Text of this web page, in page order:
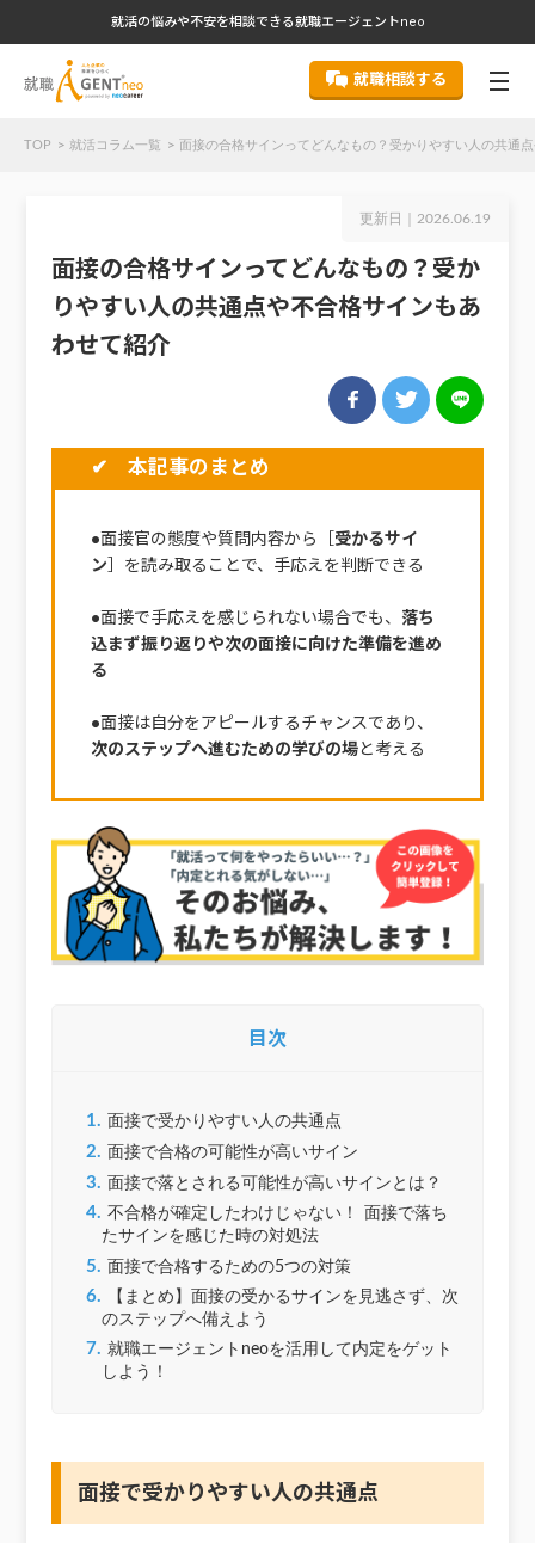
就活の悩みや不安を相談できる就職エージェントneo
就職相談する
TOP 就活コラム一覧 面接の合格サインってどんなもの？受かりやすい人の共通
更新日｜ 2026.06.19
面接の合格サインってどんなもの？受か
りやすい人の共通点や不合格サインもあ
わせて紹介
✔ 本記事のまとめ
●面接官の態度や質問内容から［ 受かるサイ
ン ］を読み取ることで、手応えを判断できる
●面接で手応えを感じられない場合でも、 落ち
込まず振り返りや次の面接に向けた準備を進め
る
●面接は自分をアピールするチャンスであり、
次のステップへ進むための学びの場と考える
目次
1. 面接で受かりやすい人の共通点
2. 面接で合格の可能性が高いサイン
3. 面接で落とされる可能性が高いサインとは？
4. 不合格が確定したわけじゃない！ 面接で落ち
たサインを感じた時の対処法
5. 面接で合格するための5つの対策
6. 【まとめ】面接の受かるサインを見逃さず、次
のステップへ備えよう
7. 就職エージェントneoを活用して内定をゲット
しよう！
面接で受かりやすい人の共通点